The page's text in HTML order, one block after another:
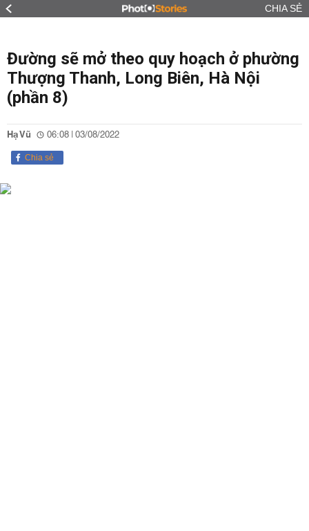
CHIA SẺ
Đường sẽ mở theo quy hoạch ở phường
Thượng Thanh, Long Biên, Hà Nội
(phần 8)
Hạ Vũ 06:08 | 03/08/2022
Chia sẻ